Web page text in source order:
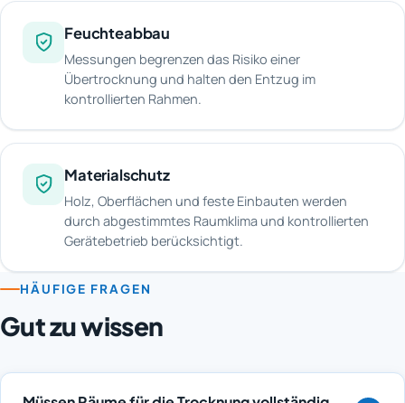
Feuchteabbau
Messungen begrenzen das Risiko einer
Übertrocknung und halten den Entzug im
kontrollierten Rahmen.
Materialschutz
Holz, Oberflächen und feste Einbauten werden
durch abgestimmtes Raumklima und kontrollierten
Gerätebetrieb berücksichtigt.
HÄUFIGE FRAGEN
Gut zu wissen